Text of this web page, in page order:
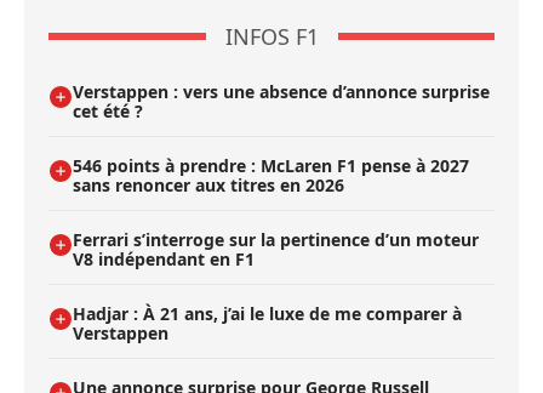
INFOS F1
Verstappen : vers une absence d’annonce surprise
cet été ?
546 points à prendre : McLaren F1 pense à 2027
sans renoncer aux titres en 2026
Ferrari s’interroge sur la pertinence d’un moteur
V8 indépendant en F1
Hadjar : À 21 ans, j’ai le luxe de me comparer à
Verstappen
Une annonce surprise pour George Russell